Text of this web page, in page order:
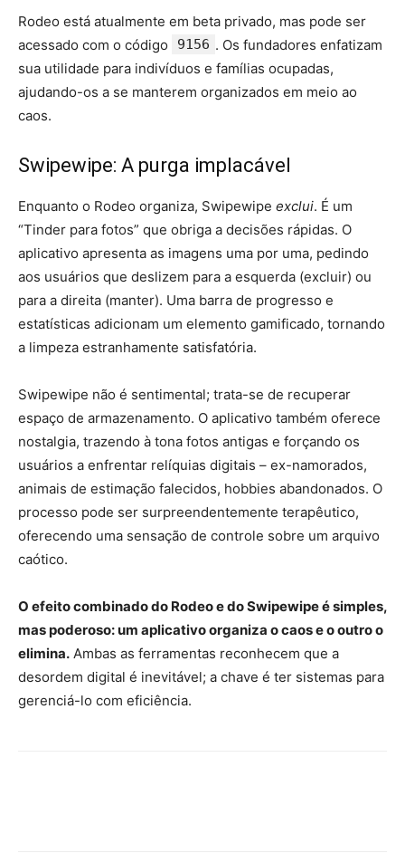
Rodeo está atualmente em beta privado, mas pode ser
acessado com o código
9156 . Os fundadores enfatizam
sua utilidade para indivíduos e famílias ocupadas,
ajudando-os a se manterem organizados em meio ao
caos.
Swipewipe: A purga implacável
Enquanto o Rodeo organiza, Swipewipe exclui. É um
“Tinder para fotos” que obriga a decisões rápidas. O
aplicativo apresenta as imagens uma por uma, pedindo
aos usuários que deslizem para a esquerda (excluir) ou
para a direita (manter). Uma barra de progresso e
estatísticas adicionam um elemento gamificado, tornando
a limpeza estranhamente satisfatória.
Swipewipe não é sentimental; trata-se de recuperar
espaço de armazenamento. O aplicativo também oferece
nostalgia, trazendo à tona fotos antigas e forçando os
usuários a enfrentar relíquias digitais – ex-namorados,
animais de estimação falecidos, hobbies abandonados. O
processo pode ser surpreendentemente terapêutico,
oferecendo uma sensação de controle sobre um arquivo
caótico.
O efeito combinado do Rodeo e do Swipewipe é simples,
mas poderoso: um aplicativo organiza o caos e o outro o
elimina. Ambas as ferramentas reconhecem que a
desordem digital é inevitável; a chave é ter sistemas para
gerenciá-lo com eficiência.